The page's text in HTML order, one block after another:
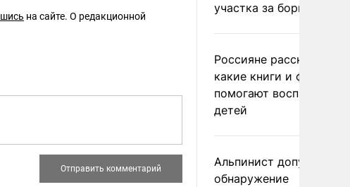
на сайте. О редакционной
участка за борщевик
Россияне рассказали,
какие книги и фильмы
помогают воспитывать
детей
Альпинист допустил
обнаружение